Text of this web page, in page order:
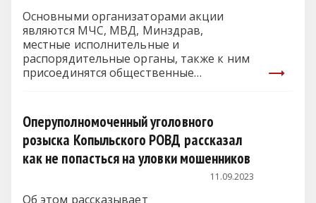
Основными организаторами акции
являются МЧС, МВД, Минздрав,
местные исполнительные и
распорядительные органы, также к ним
присоединятся общественные
Оперуполномоченный уголовного
розыска Копыльского РОВД рассказал
как не попасться на уловки мошенников
11.09.2023
Об этом рассказывает